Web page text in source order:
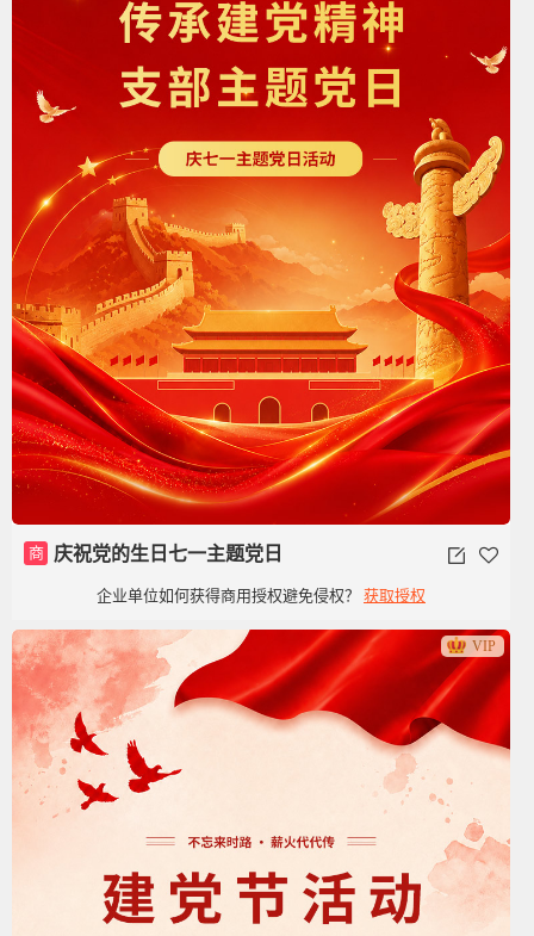
商 庆祝党的生日七一主题党日
企业单位如何获得商用授权避免侵权？ 获取授权
VIP